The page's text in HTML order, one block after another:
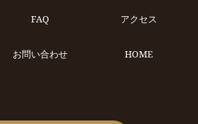
FAQ アクセス
お問い合わせ HOME